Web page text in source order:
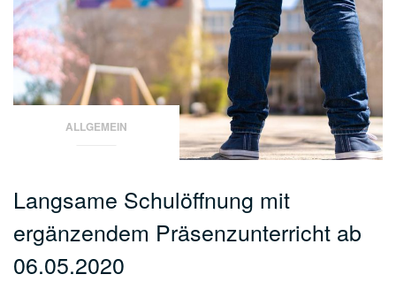
ALLGEMEIN
Langsame Schulöffnung mit
ergänzendem Präsenzunterricht ab
06.05.2020